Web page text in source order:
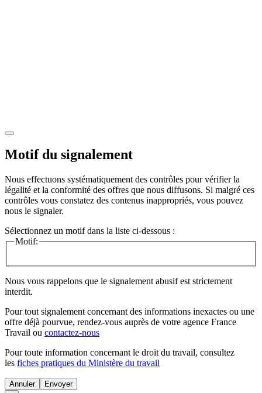
Motif du signalement
Nous effectuons systématiquement des contrôles pour vérifier la
légalité et la conformité des offres que nous diffusons. Si malgré ces
contrôles vous constatez des contenus inappropriés, vous pouvez
nous le signaler.
Sélectionnez un motif dans la liste ci-dessous :
Motif:
Nous vous rappelons que le signalement abusif est strictement
interdit.
Pour tout signalement concernant des informations inexactes ou une
offre déjà pourvue, rendez-vous auprès de votre agence France
Travail ou contactez-nous
Pour toute information concernant le droit du travail, consultez
les fiches pratiques du Ministère du travail
Annuler